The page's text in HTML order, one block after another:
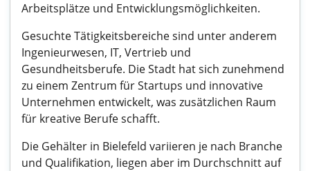
Arbeitsplätze und Entwicklungsmöglichkeiten.
Gesuchte Tätigkeitsbereiche sind unter anderem
Ingenieurwesen, IT, Vertrieb und
Gesundheitsberufe. Die Stadt hat sich zunehmend
zu einem Zentrum für Startups und innovative
Unternehmen entwickelt, was zusätzlichen Raum
für kreative Berufe schafft.
Die Gehälter in Bielefeld variieren je nach Branche
und Qualifikation, liegen aber im Durchschnitt auf